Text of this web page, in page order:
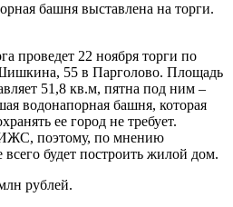
башня выставлена на торги.
проведет 22 ноября торги по
55 в Парголово. Площадь
51,8 кв.м, пятна под ним –
водонапорная башня, которая
ее город не требует.
ИЖС, поэтому, по мнению
будет построить жилой дом.
рублей.